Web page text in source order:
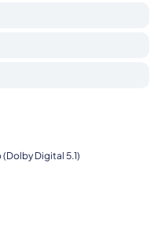
Digital 5.1)